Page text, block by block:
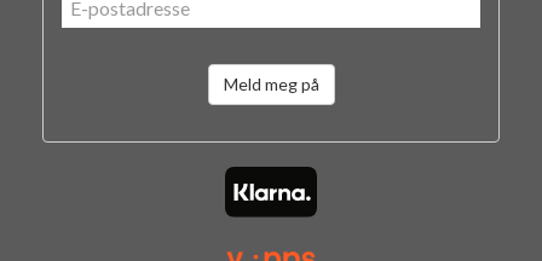
Meld meg på